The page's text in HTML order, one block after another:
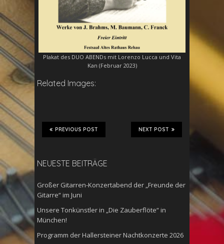
Plakat des DUO ABENDs mit Lorenzo Lucca und Vita
Kan (Februar 2023)
Related Images:
NEXT POST
PREVIOUS POST
NEUESTE BEITRÄGE
Großer Gitarren-Konzertabend der „Freunde der
Gitarre“ im Juni
Unsere Tonkünstler in „Die Zauberflöte“ in
München!
Programm der Hallersteiner Nachtkonzerte 2026